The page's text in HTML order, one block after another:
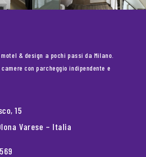
motel & design a pochi passi da Milano.
con parcheggio indipendente e
15
Varese – Italia